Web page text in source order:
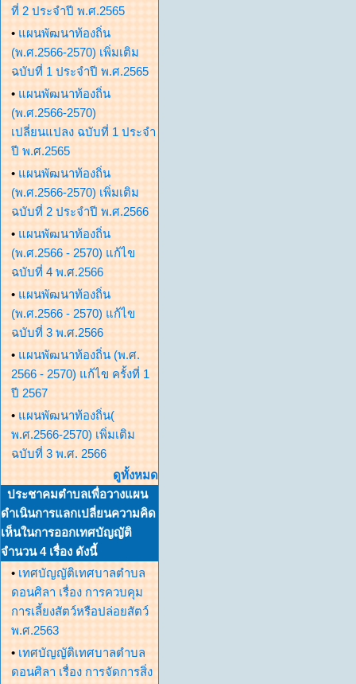
ที่ 2 ประจำปี พ.ศ.2565
• แผนพัฒนาท้องถิ่น
(พ.ศ.2566-2570) เพิ่มเติม
ฉบับที่ 1 ประจำปี พ.ศ.2565
• แผนพัฒนาท้องถิ่น
(พ.ศ.2566-2570)
เปลี่ยนแปลง ฉบับที่ 1 ประจำ
ปี พ.ศ.2565
• แผนพัฒนาท้องถิ่น
(พ.ศ.2566-2570) เพิ่มเติม
ฉบับที่ 2 ประจำปี พ.ศ.2566
• แผนพัฒนาท้องถิ่น
(พ.ศ.2566 - 2570) แก้ไข
ฉบับที่ 4 พ.ศ.2566
• แผนพัฒนาท้องถิ่น
(พ.ศ.2566 - 2570) แก้ไข
ฉบับที่ 3 พ.ศ.2566
• แผนพัฒนาท้องถิ่น (พ.ศ.
2566 - 2570) แก้ไข ครั้งที่ 1
ปี 2567
• แผนพัฒนาท้องถิ่น(
พ.ศ.2566-2570) เพิ่มเติม
ฉบับที่ 3 พ.ศ. 2566
ดูทั้งหมด
ประชาคมตำบลเพื่อวางแผน
ดำเนินการแลกเปลี่ยนความคิด
เห็นในการออกเทศบัญญัติ
จำนวน 4 เรื่อง ดังนี้
• เทศบัญญัติเทศบาลตำบล
ดอนศิลา เรื่อง การควบคุม
การเลี้ยงสัตว์หรือปล่อยสัตว์
พ.ศ.2563
• เทศบัญญัติเทศบาลตำบล
ดอนศิลา เรื่อง การจัดการสิ่ง